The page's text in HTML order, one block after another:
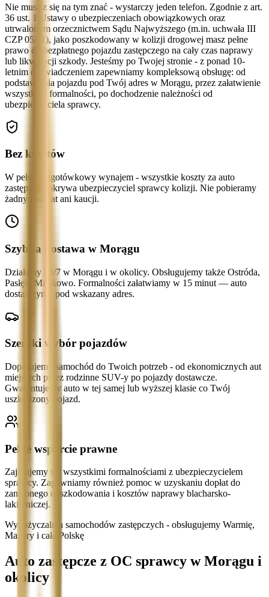
Nie musisz się na tym znać - wystarczy jeden telefon. Zgodnie z art.
36 ust. 1 Ustawy o ubezpieczeniach obowiązkowych oraz
utrwalonym orzecznictwem Sądu Najwyższego (m.in. uchwała III
CZP 05/11), jako poszkodowany w kolizji drogowej masz pełne
prawo do bezpłatnego pojazdu zastępczego na cały czas naprawy
lub likwidacji szkody. Jesteśmy po Twojej stronie - z ponad 10-
letnim doświadczeniem zapewniamy kompleksową obsługę: od
podstawienia pojazdu pod Twój adres w Morągu, przez załatwienie
wszystkich formalności, po dochodzenie należności od
ubezpieczyciela sprawcy.
Bez kosztów
W pełni bezgotówkowy wynajem - wszystkie koszty za auto
zastępcze pokrywa ubezpieczyciel sprawcy kolizji. Nie pobieramy
żadnych opłat ani kaucji.
Szybka dostawa w Morągu
Działamy 24/7 w Morągu i w okolicy. Obsługujemy także Ostróda,
Pasłęk, Miłakowo. Formalności załatwiamy w 15 minut — auto
dostarczymy pod wskazany adres.
Szeroki wybór pojazdów
Dopasujemy samochód do Twoich potrzeb - od ekonomicznych aut
miejskich przez rodzinne SUV-y po pojazdy dostawcze.
Gwarantujemy auto w tej samej lub wyższej klasie co Twój
uszkodzony pojazd.
Pełne wsparcie prawne
Zajmujemy się wszystkimi formalnościami z ubezpieczycielem
sprawcy. Zapewniamy również pomoc w uzyskaniu dopłat do
zaniżonego odszkodowania i kosztów naprawy blacharsko-
lakierniczej.
Wypożyczalnia samochodów zastępczych - obsługujemy Warmię,
Mazury i całą Polskę
Auto zastępcze z OC sprawcy w Morągu i
okolicy